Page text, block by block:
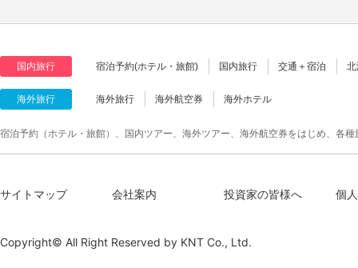
国内旅行 宿泊予約(ホテル・旅館) 国内旅行 交通＋宿泊
海外旅行 海外旅行 海外航空券 海外ホテル
宿泊予約（ホテル・旅館）、国内ツアー、海外ツアー、海外航空券をはじめ、各
サイトマップ 会社案内 投資家の皆様へ 個
Copyright© All Right Reserved by KNT Co., Ltd.